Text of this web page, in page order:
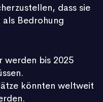
dass sie
als Bedrohung
werden bis 2025
könnten weltweit